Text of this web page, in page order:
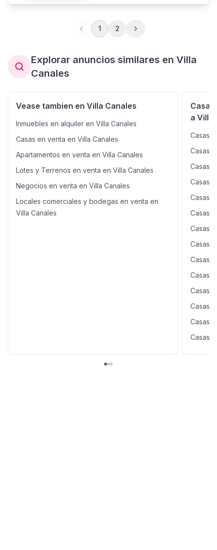
perfecto para disfrutar del aire libre. cercana a
garantiza la comodidad y el acceso a servicios
esenciales. . --- Clave Interna: CV010425 ---
1 2
Explorar anuncios similares en Villa
Canales
Vease tambien en Villa Canales
Inmuebles en alquiler en Villa Canales
Casas en venta en Villa Canales
Apartamentos en venta en Villa Canales
Lotes y Terrenos en venta en Villa Canales
Negocios en venta en Villa Canales
Locales comerciales y bodegas en venta en
Villa Canales
a Villa
Casas
Casas
Casas
Casas
Casas
Casas
Casas
Casas
Casas
Casas
Casas
Casas
Casas
Casas